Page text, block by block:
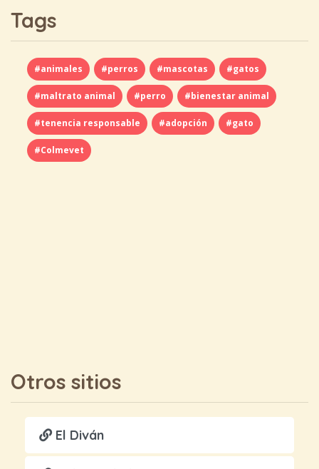
Tags
#animales #perros #mascotas #gatos
#maltrato animal #perro #bienestar animal
#tenencia responsable #adopción #gato
#Colmevet
Otros sitios
El Diván